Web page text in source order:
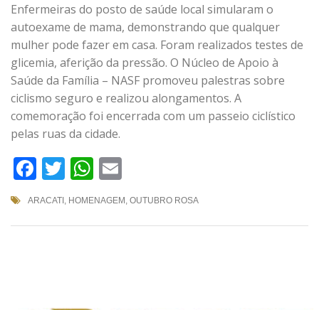
Enfermeiras do posto de saúde local simularam o
autoexame de mama, demonstrando que qualquer
mulher pode fazer em casa. Foram realizados testes de
glicemia, aferição da pressão. O Núcleo de Apoio à
Saúde da Família – NASF promoveu palestras sobre
ciclismo seguro e realizou alongamentos. A
comemoração foi encerrada com um passeio ciclístico
pelas ruas da cidade.
Facebook
TwitterWhatsApp
ARACATI , HOMENAGEM , OUTUBRO ROSA